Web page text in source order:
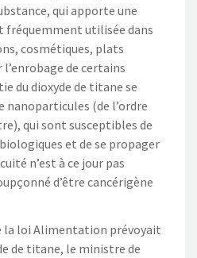
qui apporte une
fréquemment utilisée dans
cosmétiques, plats
de certains
du dioxyde de titane se
nanoparticules (de l’ordre
qui sont susceptibles de
et de se propager
n’est à ce jour pas
d’être cancérigène
la loi Alimentation prévoyait
de titane, le ministre de